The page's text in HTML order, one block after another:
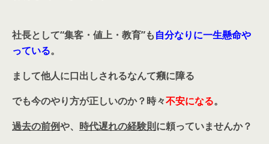
社長として“集客・値上・教育”も自分なりに一生懸命や
っている。
まして他人に口出しされるなんて癪に障る
でも今のやり方が正しいのか？時々不安になる。
過去の前例や、 時代遅れの経験則に頼っていませんか？